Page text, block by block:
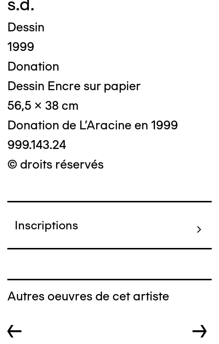
s.d.
Dessin
1999
Donation
Dessin Encre sur papier
56,5 x 38 cm
Donation de L'Aracine en 1999
999.143.24
© droits réservés
Inscriptions
Autres oeuvres de cet artiste
← →